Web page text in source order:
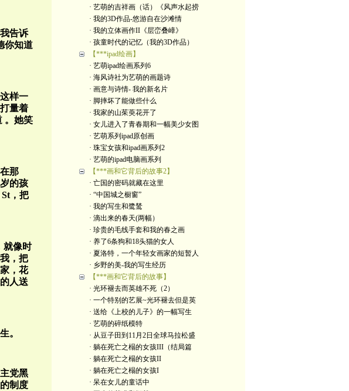
告诉
你知道
样一
量着
。她笑
那
岁的孩
，把
就像时
，把
，花
人送
。
党黑
制度
· 艺萌的吉祥画（话）《风声水起捞
· 我的3D作品-悠游自在沙滩情
· 我的立体画作II《层峦叠嶂》
· 孩童时代的记忆（我的3D作品）
【***ipad绘画】
· 艺萌ipad绘画系列6
· 海风诗社为艺萌的画题诗
· 画意与诗情- 我的新名片
· 脚摔坏了能做些什么
· 我家的山茱萸花开了
· 女儿进入了青春期和一幅美少女图
· 艺萌系列ipad原创画
· 珠宝女孩和ipad画系列2
· 艺萌的ipad电脑画系列
【***画和它背后的故事2】
· 亡国的密码就藏在这里
· “中国城之橱窗”
· 我的写生和鹭鸶
· 滴出来的春天(两幅）
· 珍贵的毛线手套和我的春之画
· 养了6条狗和18头猫的女人
· 夏洛特，一个年轻女画家的短暂人
· 乡野的美-我的写生经历
【***画和它背后的故事】
· 光环褪去而英雄不死（2）
· 一个特别的艺展~光环褪去但是英
· 送给《上校的儿子》的一幅写生
· 艺萌的碎纸模特
· 从豆子田到11月2日全球马拉松盛
· 躺在死亡之榻的女孩III（结局篇
· 躺在死亡之榻的女孩II
· 躺在死亡之榻的女孩I
· 呆在女儿的童话中